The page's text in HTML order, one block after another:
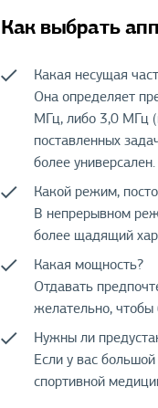
Как выбрать
Какая несущая
Она определяет
МГц, либо 3,0 МГц
поставленных
более универсален.
Какой режим,
В непрерывном
более щадящий
Какая мощность?
Отдавать
желательно,
Нужны ли
Если у вас
спортивной